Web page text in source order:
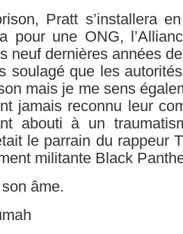
Pratt s’installera
pour une ONG,
neuf dernières années
soulagé que les
mais je me sens
jamais reconnu leur
abouti à un
le parrain du rappeur
militante Black
âme.